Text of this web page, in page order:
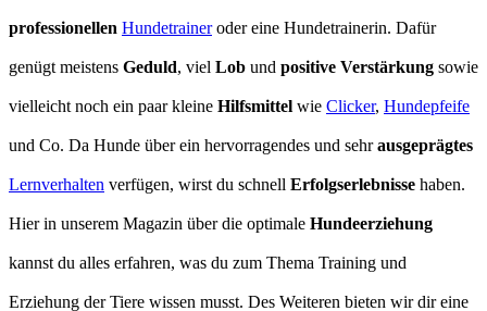
professionellen Hundetraineroder eine Hundetrainerin. Dafür
genügt meistens Geduld, viel Lob und positive Verstärkung sowie
vielleicht noch ein paar kleine Hilfsmittel wie Clicker, Hundepfeife
und Co. Da Hunde über ein hervorragendes und sehrausgeprägtes
Lernverhalten verfügen, wirst du schnell Erfolgserlebnisse haben.
Hier in unserem Magazin über die optimale Hundeerziehung
kannst du alles erfahren, was du zum Thema Training und
Erziehung der Tiere wissen musst. Des Weiteren bieten wir dir eine